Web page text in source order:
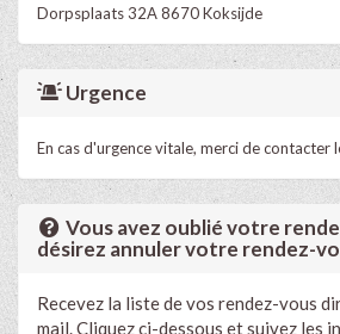
Dorpsplaats 32A 8670 Koksijde
Urgence
En cas d'urgence vitale, merci de contacter
Vous avez oublié votre
désirez annuler votre rendez-
Recevez la liste de vos rendez-vous
mail. Cliquez ci-dessous et suivez les